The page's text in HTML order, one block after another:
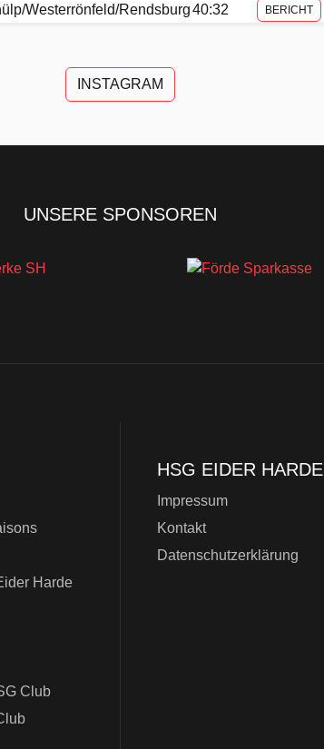
Westerrönfeld/Rendsburg40:32 BERICHT
INSTAGRAM
UNSERE SPONSOREN
Harde
Club
HSG EIDER HARDE
Impressum
Kontakt
Datenschutzerklärung